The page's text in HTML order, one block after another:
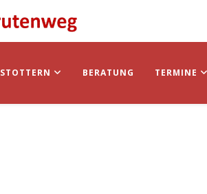
STOTTERN BERATUNG TERMINE